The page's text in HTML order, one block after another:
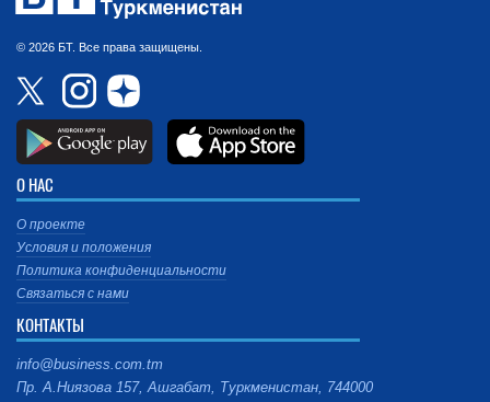
© 2026 БТ. Все права защищены.
О НАС
О проекте
Условия и положения
Политика конфиденциальности
Связаться с нами
КОНТАКТЫ
info@business.com.tm
Пр. А.Ниязова 157, Ашгабат, Туркменистан, 744000